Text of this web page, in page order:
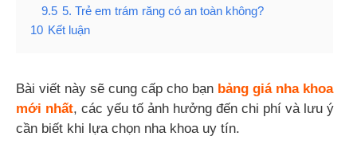
9.5 5. Trẻ em trám răng có an toàn không?
10 Kết luận
Bài viết này sẽ cung cấp cho bạn bảng giá nha khoa
mới nhất, các yếu tố ảnh hưởng đến chi phí và lưu ý
cần biết khi lựa chọn nha khoa uy tín.